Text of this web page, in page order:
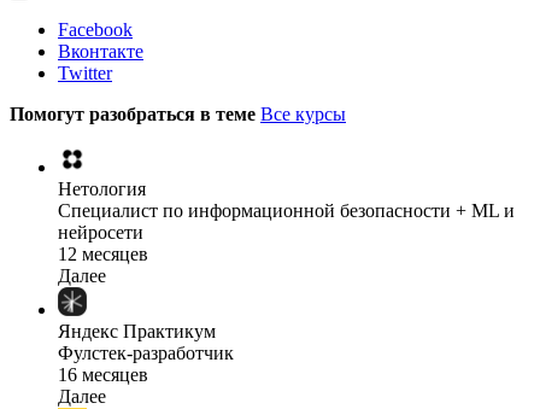
Facebook
Вконтакте
Twitter
Помогут разобраться в теме Все курсы
Нетология
Специалист по информационной безопасности + ML и
нейросети
12 месяцев
Далее
Яндекс Практикум
Фулстек-разработчик
16 месяцев
Далее